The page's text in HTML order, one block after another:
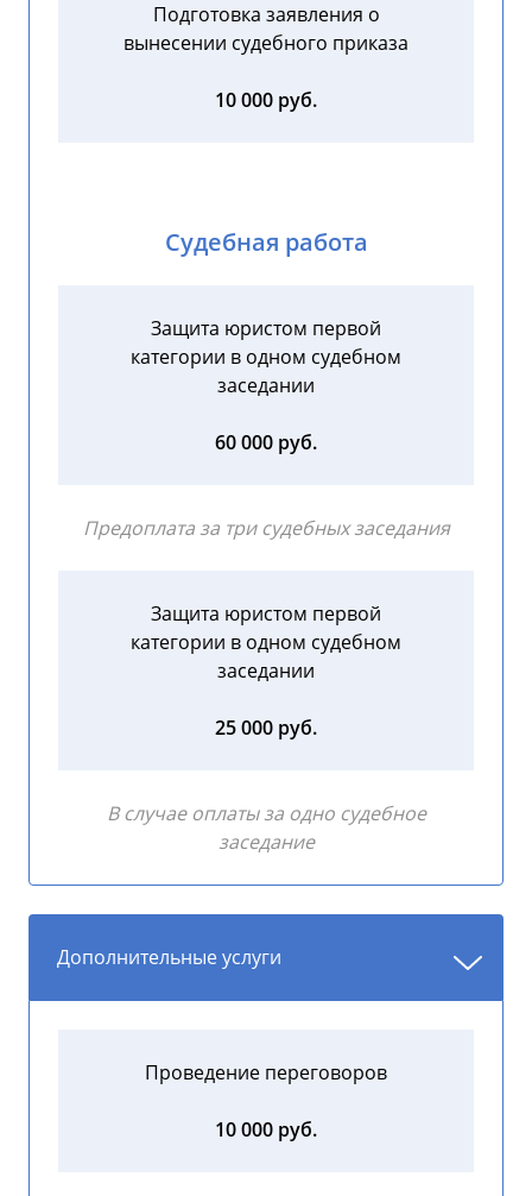
Подготовка заявления о
вынесении судебного приказа
10 000 руб.
Судебная работа
Защита юристом первой
категории в одном судебном
заседании
60 000 руб.
Предоплата за три судебных заседания
Защита юристом первой
категории в одном судебном
заседании
25 000 руб.
В случае оплаты за одно судебное
заседание
Дополнительные услуги
Проведение переговоров
10 000 руб.